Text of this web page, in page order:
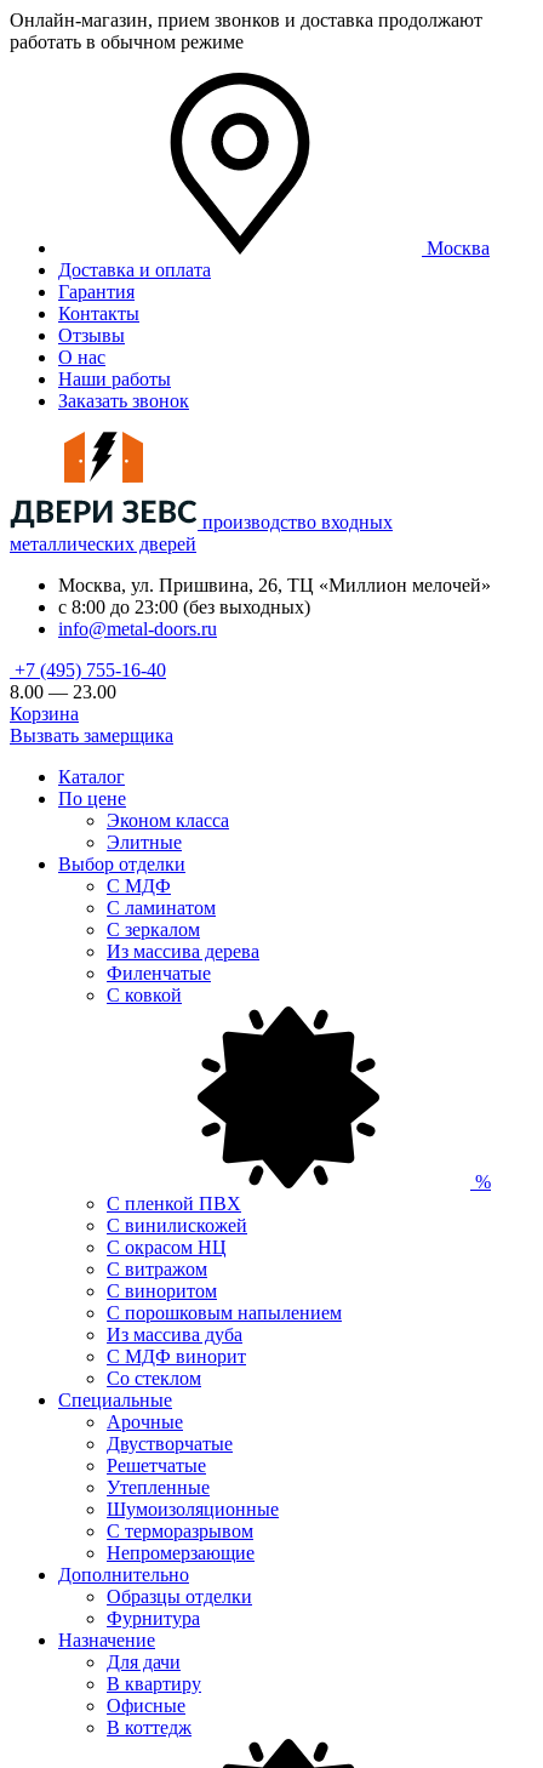
Онлайн-магазин, прием звонков и доставка продолжают
работать в обычном режиме
Москва
Доставка и оплата
Гарантия
Контакты
Отзывы
О нас
Наши работы
Заказать звонок
производство входных
металлических дверей
Москва, ул. Пришвина, 26, ТЦ «Миллион мелочей»
с 8:00 до 23:00 (без выходных)
info@metal-doors.ru
+7 (495) 755-16-40
8.00 — 23.00
Корзина
Вызвать замерщика
Каталог
По цене
Эконом класса
Элитные
Выбор отделки
С МДФ
С ламинатом
С зеркалом
Из массива дерева
Филенчатые
С ковкой
%
С пленкой ПВХ
С винилискожей
С окрасом НЦ
С витражом
С виноритом
С порошковым напылением
Из массива дуба
С МДФ винорит
Со стеклом
Специальные
Арочные
Двустворчатые
Решетчатые
Утепленные
Шумоизоляционные
С терморазрывом
Непромерзающие
Дополнительно
Образцы отделки
Фурнитура
Назначение
Для дачи
В квартиру
Офисные
В коттедж